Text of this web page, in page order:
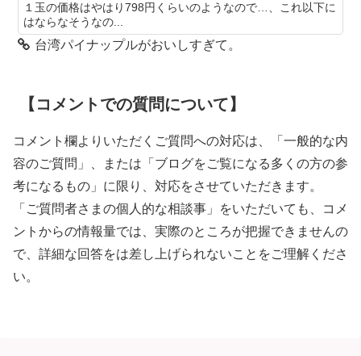
１玉の価格はやはり798円くらいのようなので…、これ以下に
はならなそうなの...
台湾パイナップルがおいしすぎて。
【コメントでの質問について】
コメント欄よりいただくご質問への対応は、「一般的な内
容のご質問」、または「ブログをご覧になる多くの方の参
考になるもの」に限り、対応をさせていただきます。
「ご質問者さまの個人的な相談事」をいただいても、コメ
ントからの情報量では、実際のところが把握できませんの
で、詳細な回答をは差し上げられないことをご理解くださ
い。